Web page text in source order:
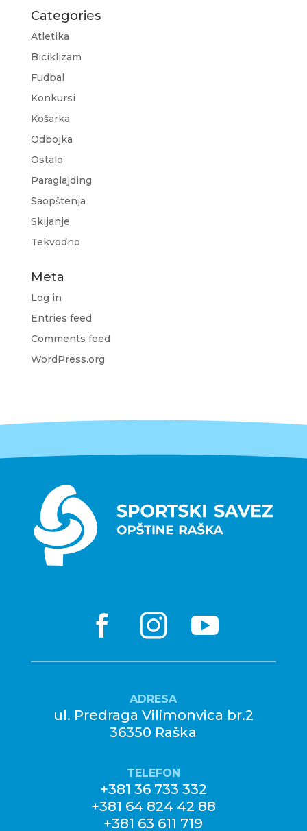
Categories
Atletika
Biciklizam
Fudbal
Konkursi
Košarka
Odbojka
Ostalo
Paraglajding
Saopštenja
Skijanje
Tekvodno
Meta
Log in
Entries feed
Comments feed
WordPress.org
ADRESA
ul. Predraga Vilimonvica br.2
36350 Raška
TELEFON
+381 36 733 332
+381 64 824 42 88
+381 63 611 719